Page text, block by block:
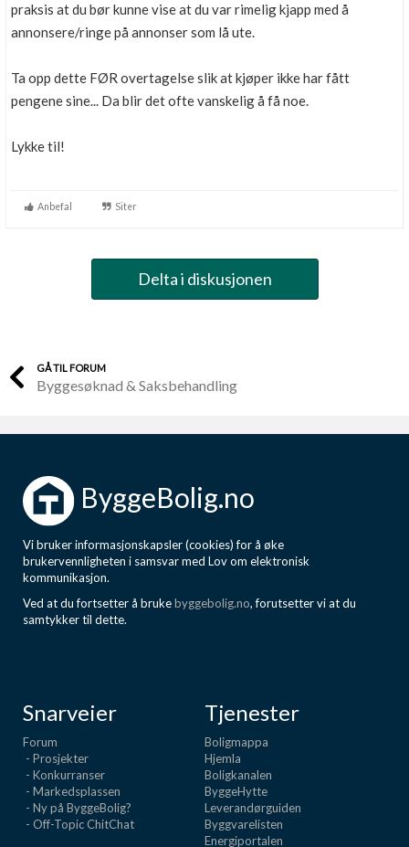
praksis at du bør kunne vise at du var rimelig kjapp med å
annonsere/ringe på annonser som lå ute.
Ta opp dette FØR overtagelse slik at kjøper ikke har fått
pengene sine... Da blir det ofte vanskelig å få noe.
Lykke til!
Anbefal Siter
Delta i diskusjonen
GÅ TIL FORUM
Byggesøknad & Saksbehandling
ByggeBolig.no
Vi bruker informasjonskapsler (cookies) for å øke
brukervennligheten i samsvar med Lov om elektronisk
kommunikasjon.
Ved at du fortsetter å brukebyggebolig.no, forutsetter vi at du
samtykker til dette.
Snarveier
Forum
- Prosjekter
- Konkurranser
- Markedsplassen
- Ny på ByggeBolig?
- Off-Topic ChitChat
Tjenester
Boligmappa
Hjemla
Boligkanalen
ByggeHytte
Leverandørguiden
Byggvarelisten
Energiportalen